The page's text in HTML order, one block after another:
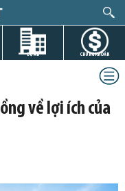
DỰ ÁN CHỨNG KHOÁN
về lợi ích của